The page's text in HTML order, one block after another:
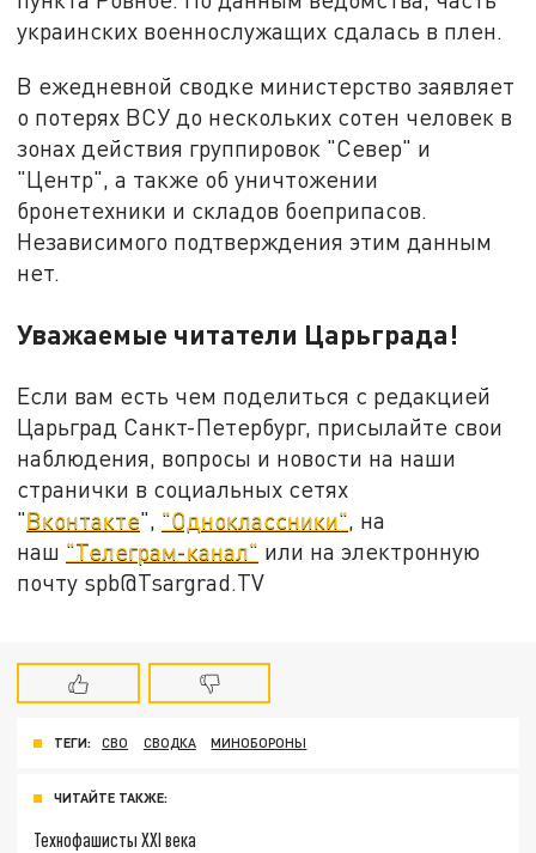
украинских военнослужащих сдалась в плен.
В ежедневной сводке министерство заявляет
о потерях ВСУ до нескольких сотен человек в
зонах действия группировок "Север" и
"Центр", а также об уничтожении
бронетехники и складов боеприпасов.
Независимого подтверждения этим данным
нет.
Уважаемые читатели Царьграда!
Если вам есть чем поделиться с редакцией
Царьград Санкт-Петербург, присылайте свои
наблюдения, вопросы и новости на наши
странички в социальных сетях
"Вконтакте", "Одноклассники", на
наш "Телеграм-канал" или на электронную
почту spb@Tsargrad.TV
ТЕГИ: СВО СВОДКА МИНОБОРОНЫ
ЧИТАЙТЕ ТАКЖЕ:
Технофашисты XXI века